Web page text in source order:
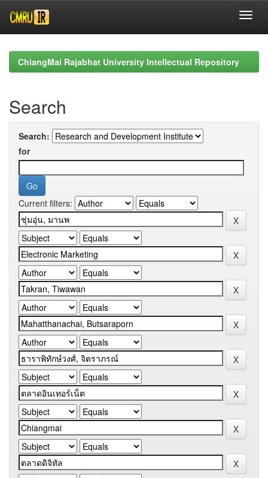
navigationChiangMai Rajabhat University Intellectual Repository
Search
Search:
for
Current filters: